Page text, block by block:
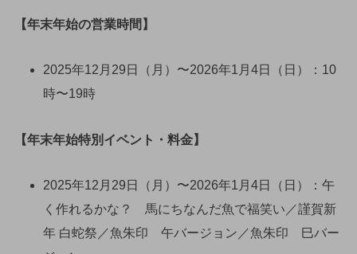
【年末年始の営業時間】
2025年12月29日（月）〜2026年1月4日（日）：10
時〜19時
【年末年始特別イベント・料金】
2025年12月29日（月）〜2026年1月4日（日）：午
く作れるかな？ 馬にちなんだ魚で福笑い／謹賀新
年 白蛇祭／魚朱印 午バージョン／魚朱印 巳バー